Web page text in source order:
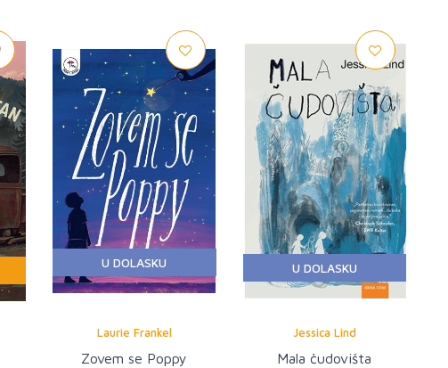
U DOLASKU
Laurie Frankel
Zovem se Poppy
U DOLASKU
Jessica Lind
Mala čudovišta